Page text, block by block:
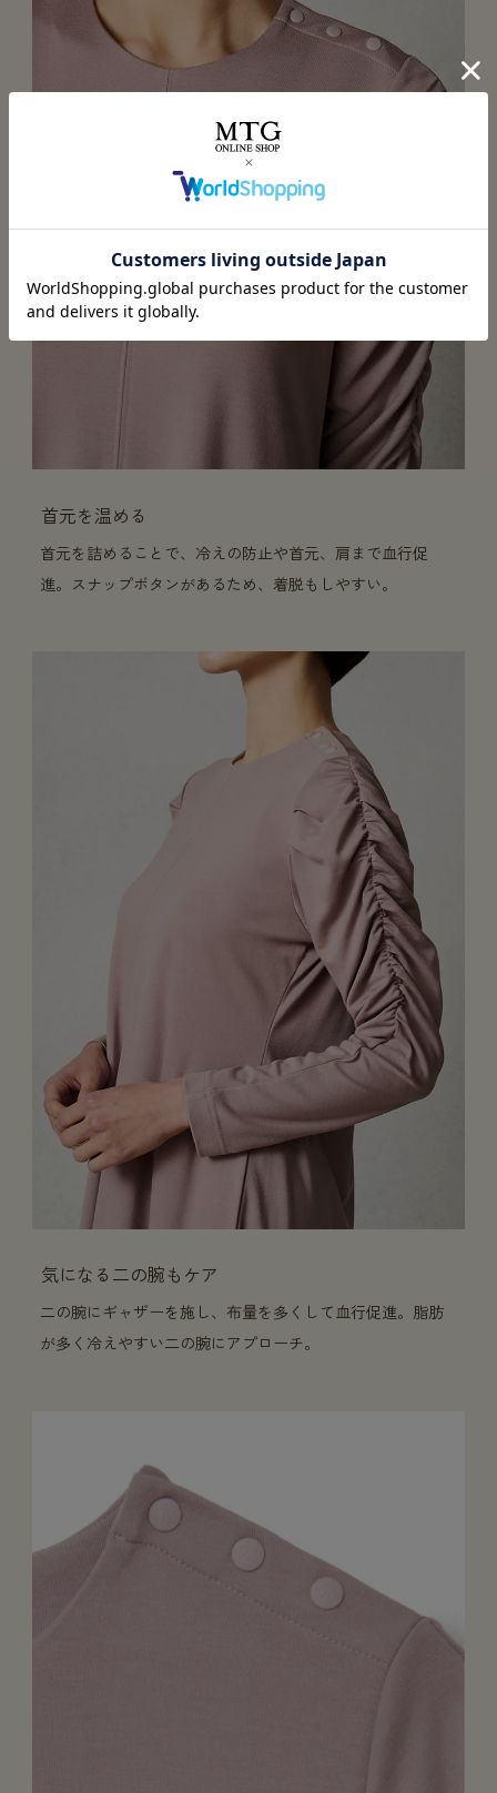
首元を温める
首元を詰めることで、冷えの防止や首元、肩まで血行促
進。スナップボタンがあるため、着脱もしやすい。
気になる二の腕もケア
二の腕にギャザーを施し、布量を多くして血行促進。脂肪
が多く冷えやすい二の腕にアプローチ。